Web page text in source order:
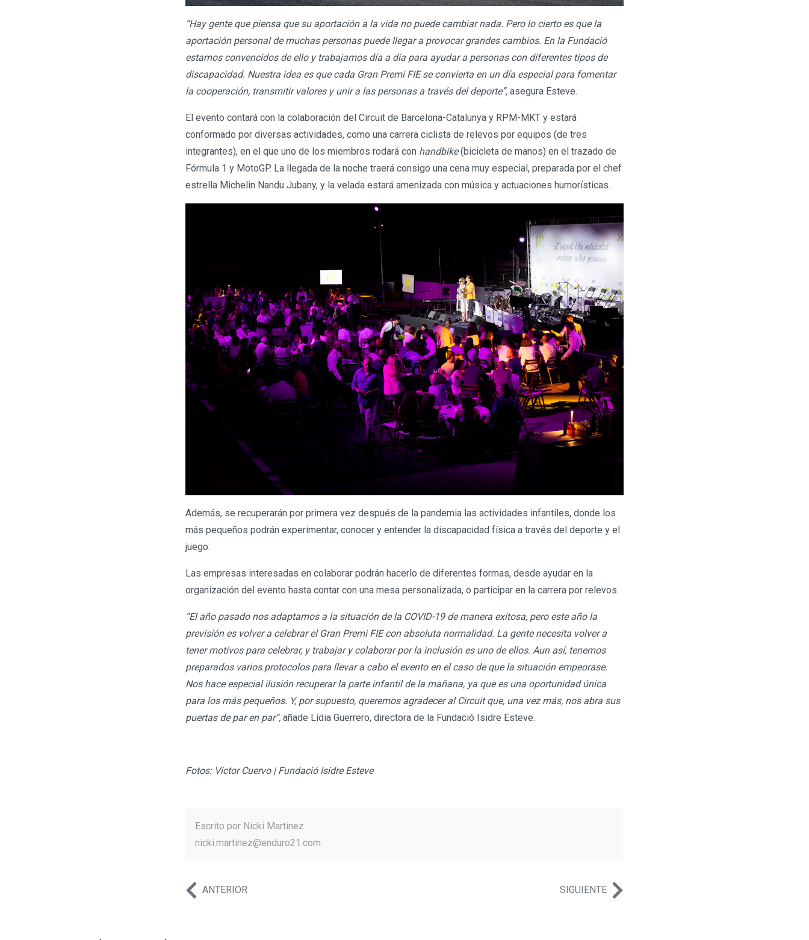
“Hay gente que piensa que su aportación a la vida no puede cambiar nada. Pero lo cierto es que la
aportación personal de muchas personas puede llegar a provocar grandes cambios. En la Fundació
estamos convencidos de ello y trabajamos día a día para ayudar a personas con diferentes tipos de
discapacidad. Nuestra idea es que cada Gran Premi FIE se convierta en un día especial para fomentar
la cooperación, transmitir valores y unir a las personas a través del deporte”, asegura Esteve.
El evento contará con la colaboración del Circuit de Barcelona-Catalunya y RPM-MKT y estará
conformado por diversas actividades, como una carrera ciclista de relevos por equipos (de tres
integrantes), en el que uno de los miembros rodará con handbike(bicicleta de manos) en el trazado de
Fórmula 1 y MotoGP. La llegada de la noche traerá consigo una cena muy especial, preparada por el chef
estrella Michelin Nandu Jubany, y la velada estará amenizada con música y actuaciones humorísticas.
Además, se recuperarán por primera vez después de la pandemia las actividades infantiles, donde los
más pequeños podrán experimentar, conocer y entender la discapacidad física a través del deporte y el
juego.
Las empresas interesadas en colaborar podrán hacerlo de diferentes formas, desde ayudar en la
organización del evento hasta contar con una mesa personalizada, o participar en la carrera por relevos.
“El año pasado nos adaptamos a la situación de la COVID-19 de manera exitosa, pero este año la
previsión es volver a celebrar el Gran Premi FIE con absoluta normalidad. La gente necesita volver a
tener motivos para celebrar, y trabajar y colaborar por la inclusión es uno de ellos. Aun así, tenemos
preparados varios protocolos para llevar a cabo el evento en el caso de que la situación empeorase.
Nos hace especial ilusión recuperar la parte infantil de la mañana, ya que es una oportunidad única
para los más pequeños. Y, por supuesto, queremos agradecer al Circuit que, una vez más, nos abra sus
puertas de par en par”, añade Lídia Guerrero, directora de la Fundació Isidre Esteve.
Fotos: Víctor Cuervo | Fundació Isidre Esteve
Escrito por Nicki Martinez
nicki.martinez@enduro21.com
ANTERIOR SIGUIENTE